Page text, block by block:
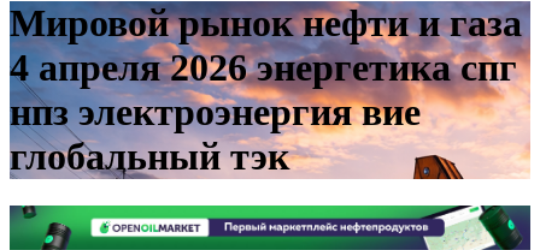
Мировой рынок нефти и газа
4 апреля 2026 энергетика спг
нпз электроэнергия вие
глобальный тэк